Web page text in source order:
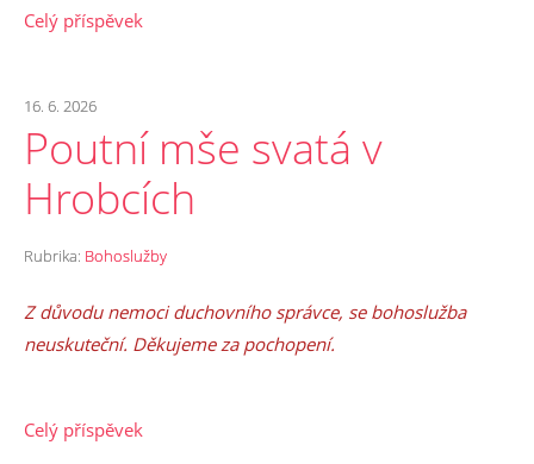
Celý příspěvek
16. 6. 2026
Poutní mše svatá v
Hrobcích
Rubrika: Bohoslužby
Z důvodu nemoci duchovního správce, se bohoslužba
neuskuteční. Děkujeme za pochopení.
Celý příspěvek